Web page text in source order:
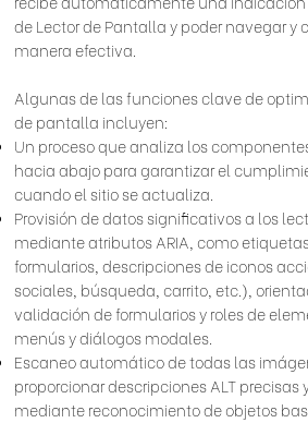
de Lector de Pantalla y poder navegar y
manera efectiva.
Algunas de las funciones clave de
de pantalla incluyen:
Un proceso que analiza los
hacia abajo para garantizar el
cuando el sitio se actualiza.
Provisión de datos significativos a los
mediante atributos ARIA, como
formularios, descripciones de iconos
sociales, búsqueda, carrito, etc.),
validación de formularios y roles de
menús y diálogos modales.
Escaneo automático de todas las
proporcionar descripciones ALT
mediante reconocimiento de objetos